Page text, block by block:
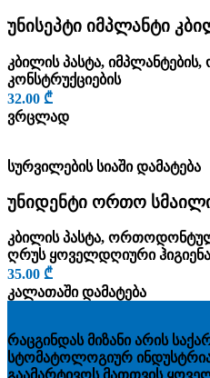
უნისეპტი იმპლანტი
კბილის პასტა, იმპლანტების,
კონსტრუქციების
32.00 ₾
ვრცლად
სურვილების სიაში დამატება
უნიდენტი ორთო
კბილის პასტა,
ღრუს ყოველდღიური ჰიგიენა
35.00 ₾
კალათაში დამატება
რაცგინდას მიზანი არის
სტომატოლოგიურ